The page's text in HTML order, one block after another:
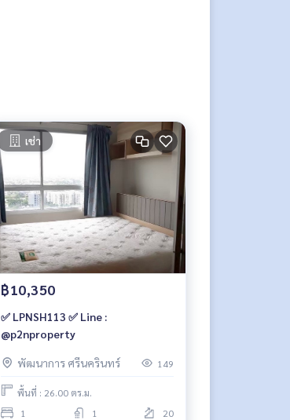
เช่า
฿10,350
✅ LPNSH113 ✅ Line :
@p2nproperty
พัฒนาการ ศรีนครินทร์ 149
พื้นที่ : 26.00 ตร.ม.
1
1 20